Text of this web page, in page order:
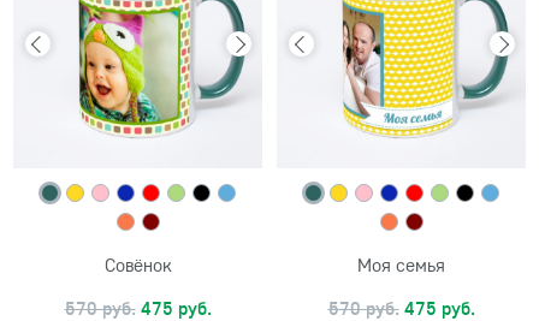
Совёнок
570 руб. 475 руб.
Моя семья
570 руб. 475 руб.